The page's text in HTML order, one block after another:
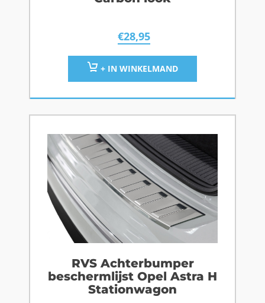
€28,95
+ IN WINKELMAND
RVS Achterbumper
beschermlijst Opel Astra H
Stationwagon